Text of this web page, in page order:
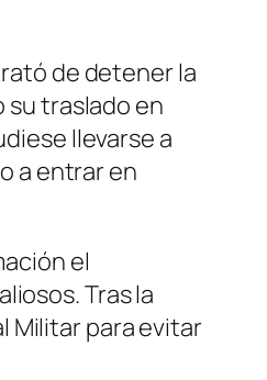
de detener la
su traslado en
llevarse a
a entrar en
el
Tras la
Militar para evitar